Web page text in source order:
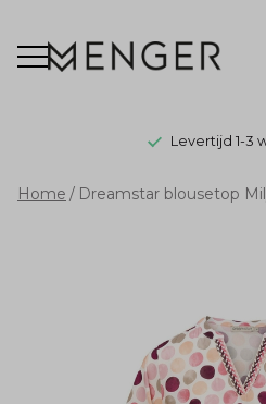
Levertijd 1-3
Home Dreamstar blousetop